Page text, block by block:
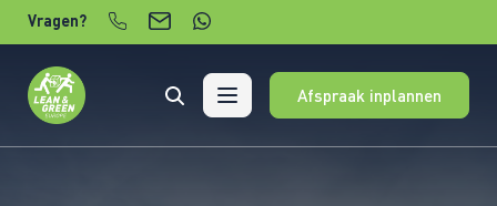
Verder naar content
Vragen?
Afspraak inplannen